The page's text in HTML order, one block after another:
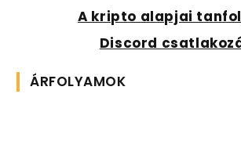
A kripto alapjai
Discord
ÁRFOLYAMOK